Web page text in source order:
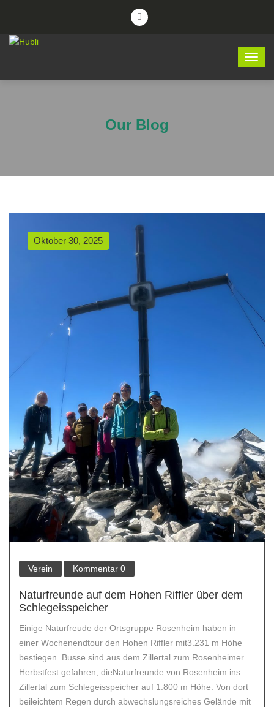
Our Blog
Oktober 30, 2025
Verein Kommentar 0
Naturfreunde auf dem Hohen Riffler über dem
Schlegeisspeicher
Einige Naturfreude der Ortsgruppe Rosenheim haben in
einer Wochenendtour den Hohen Riffler mit3.231 m Höhe
bestiegen. Busse sind aus dem Zillertal zum Rosenheimer
Herbstfest gefahren, dieNaturfreunde von Rosenheim ins
Zillertal zum Schlegeisspeicher auf 1.800 m Höhe. Von dort
beileichtem Regen durch abwechslungsreiches Gelände mit